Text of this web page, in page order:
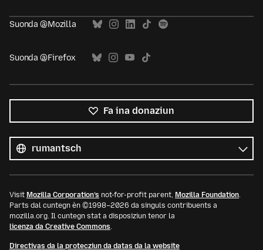
Suonda @Mozilla
Suonda @Firefox
Fa ina donaziun
las
linguas
Lingua
Visit Mozilla Corporation’s not-for-profit parent, Mozilla Foundation.
Parts dal cuntegn èn ©1998–2026 da singuls contribuents a
mozilla.org. Il cuntegn stat a disposiziun tenor la
licenza da Creative Commons.
Directivas da la protecziun da datas da la website